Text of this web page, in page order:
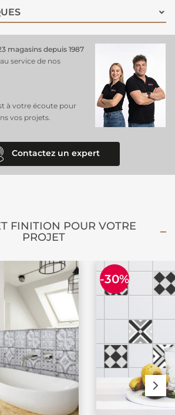
des éléments de
pastel, des rideaux légers et des
fans de Disney et les rêveurs en
magasins depuis 1987
au service de nos
à votre écoute pour
vos projets.
Contactez un expert
FINITION POUR VOTRE
PROJET
-30%